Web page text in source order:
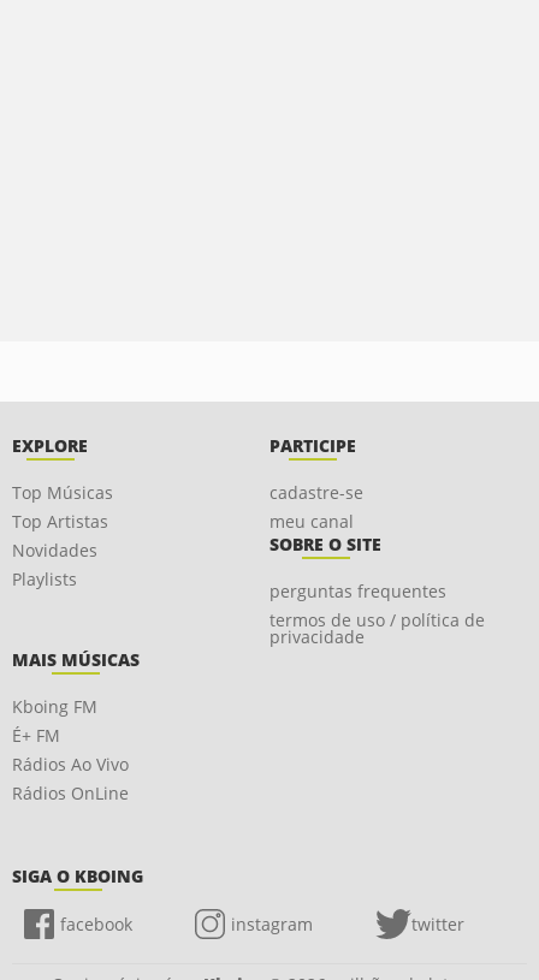
EXPLORE
Top Músicas
Top Artistas
Novidades
Playlists
PARTICIPE
cadastre-se
meu canal
SOBRE O SITE
perguntas frequentes
termos de uso / política de
privacidade
MAIS MÚSICAS
Kboing FM
É+ FM
Rádios Ao Vivo
Rádios OnLine
SIGA O KBOING
facebook instagram twitter